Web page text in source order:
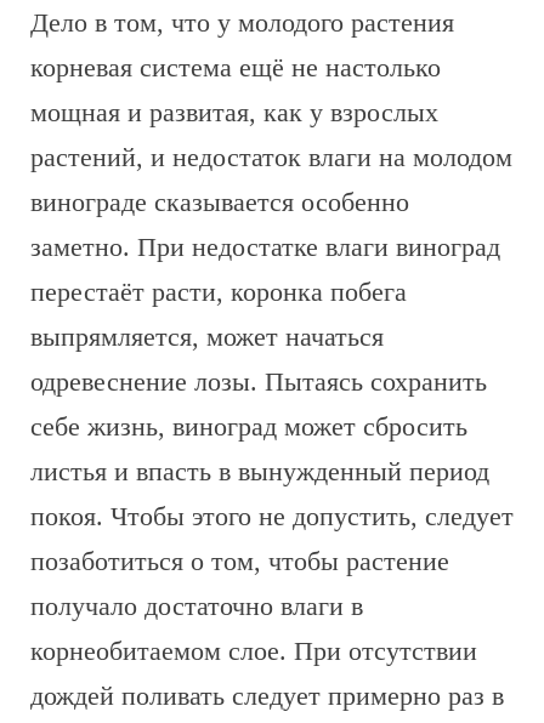
Дело в том, что у молодого растения
корневая система ещё не настолько
мощная и развитая, как у взрослых
растений, и недостаток влаги на молодом
винограде сказывается особенно
заметно. При недостатке влаги виноград
перестаёт расти, коронка побега
выпрямляется, может начаться
одревеснение лозы. Пытаясь сохранить
себе жизнь, виноград может сбросить
листья и впасть в вынужденный период
покоя. Чтобы этого не допустить, следует
позаботиться о том, чтобы растение
получало достаточно влаги в
корнеобитаемом слое. При отсутствии
дождей поливать следует примерно раз в